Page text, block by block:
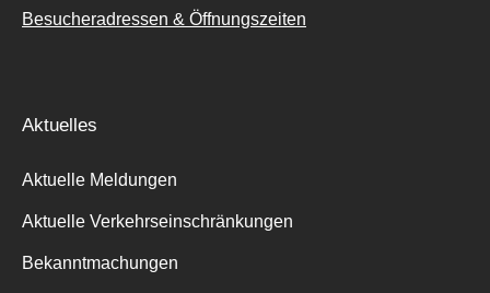
Besucheradressen & Öffnungszeiten
Aktuelles
Aktuelle Meldungen
Aktuelle Verkehrseinschränkungen
Bekanntmachungen